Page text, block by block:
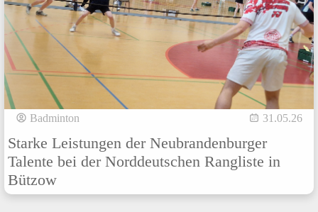
Badminton 31.05.26
Starke Leistungen der Neubrandenburger
Talente bei der Norddeutschen Rangliste in
Bützow